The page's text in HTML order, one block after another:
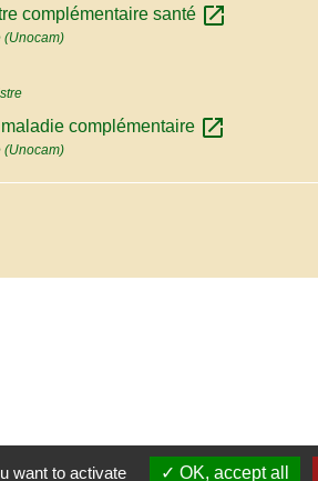
complémentaire santé open_in_new
(Unocam)
complémentaire open_in_new
(Unocam)
want to activate OK, accept all